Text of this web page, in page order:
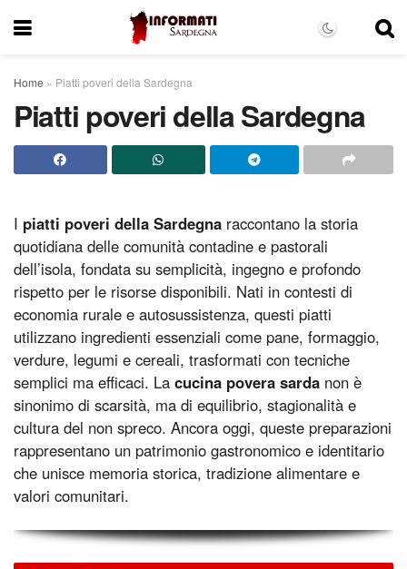
Home » Piatti poveri della Sardegna
Piatti poveri della Sardegna
I piatti poveri della Sardegna raccontano la storia
quotidiana delle comunità contadine e pastorali
dell’isola, fondata su semplicità, ingegno e profondo
rispetto per le risorse disponibili. Nati in contesti di
economia rurale e autosussistenza, questi piatti
utilizzano ingredienti essenziali come pane, formaggio,
verdure, legumi e cereali, trasformati con tecniche
semplici ma efficaci. La cucina povera sarda non è
sinonimo di scarsità, ma di equilibrio, stagionalità e
cultura del non spreco. Ancora oggi, queste preparazioni
rappresentano un patrimonio gastronomico e identitario
che unisce memoria storica, tradizione alimentare e
valori comunitari.